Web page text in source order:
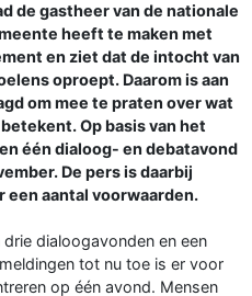
de gastheer van de nationale
heeft te maken met
en ziet dat de intocht van
oproept. Daarom is aan
om mee te praten over wat
Op basis van het
één dialoog- en debatavond
De pers is daarbij
een aantal voorwaarden.
dialoogavonden en een
tot nu toe is er voor
op één avond. Mensen